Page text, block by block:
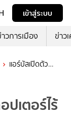
เข้าสู่ระบบ
วการเมือง ข่าว
แอร์บัสเปิดตัว
เตอร์ไร้